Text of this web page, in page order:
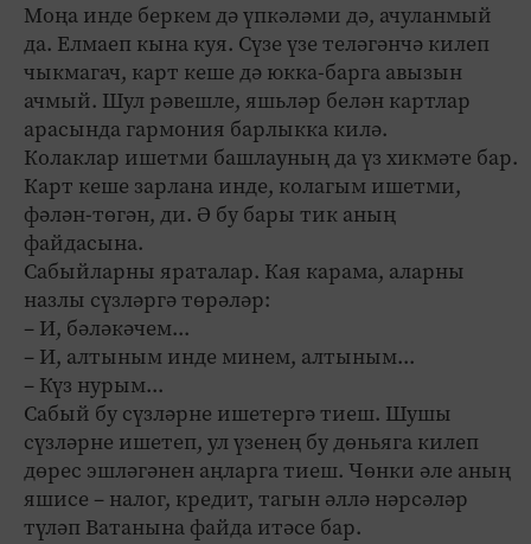
Моңа инде беркем дә үпкәләми дә, ачуланмый
да. Елмаеп кына куя. Сүзе үзе теләгәнчә килеп
чыкмагач, карт кеше дә юкка-барга авызын
ачмый. Шул рәвешле, яшьләр белән картлар
арасында гармония барлыкка килә.
Колаклар ишетми башлауның да үз хикмәте бар.
Карт кеше зарлана инде, колагым ишетми,
фәлән-төгән, ди. Ә бу бары тик аның
файдасына.
Сабыйларны яраталар. Кая карама, аларны
назлы сүзләргә төрәләр:
– И, бәләкәчем...
– И, алтыным инде минем, алтыным...
– Күз нурым...
Сабый бу сүзләрне ишетергә тиеш. Шушы
сүзләрне ишетеп, ул үзенең бу дөньяга килеп
дөрес эшләгәнен аңларга тиеш. Чөнки әле аның
яшисе – налог, кредит, тагын әллә нәрсәләр
түләп Ватанына файда итәсе бар.